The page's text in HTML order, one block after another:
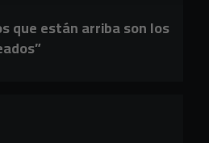
que están arriba son los